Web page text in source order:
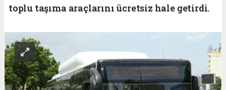
toplu taşıma araçlarını ücretsiz hale getirdi.